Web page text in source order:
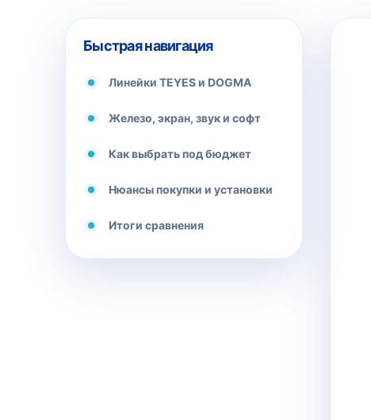
Быстрая навигация
Линейки TEYES и DOGMA
Железо, экран, звук и софт
Как выбрать под бюджет
Нюансы покупки и установки
Итоги сравнения